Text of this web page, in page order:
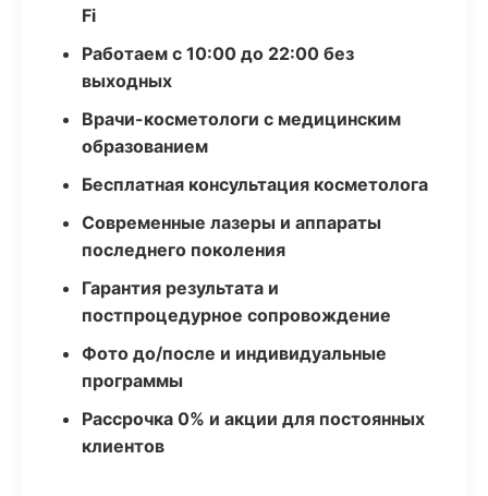
Fi
Работаем с 10:00 до 22:00 без
выходных
Врачи-косметологи с медицинским
образованием
Бесплатная консультация косметолога
Современные лазеры и аппараты
последнего поколения
Гарантия результата и
постпроцедурное сопровождение
Фото до/после и индивидуальные
программы
Рассрочка 0% и акции для постоянных
клиентов